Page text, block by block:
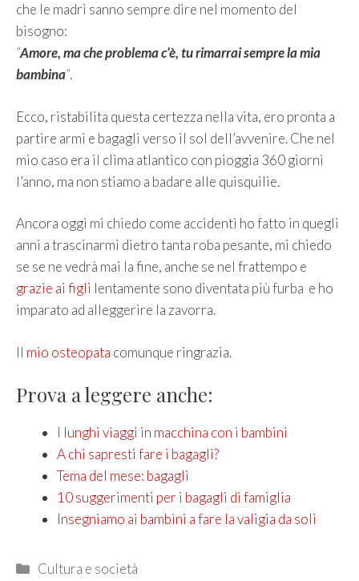
che le madri sanno sempre dire nel momento del
bisogno:
“Amore, ma che problema c’è, tu rimarrai sempre la mia
bambina“.
Ecco, ristabilita questa certezza nella vita, ero pronta a
partire armi e bagagli verso il sol dell’avvenire. Che nel
mio caso era il clima atlantico con pioggia 360 giorni
l’anno, ma non stiamo a badare alle quisquilie.
Ancora oggi mi chiedo come accidenti ho fatto in quegli
anni a trascinarmi dietro tanta roba pesante, mi chiedo
se se ne vedrà mai la fine, anche se nel frattempo e
grazie ai figli lentamente sono diventata più furba e ho
imparato ad alleggerire la zavorra.
Il mio osteopata comunque ringrazia.
Prova a leggere anche:
I lunghi viaggi in macchina con i bambini
A chi sapresti fare i bagagli?
Tema del mese: bagagli
10 suggerimenti per i bagagli di famiglia
Insegniamo ai bambini a fare la valigia da soli
Categories
Cultura e società